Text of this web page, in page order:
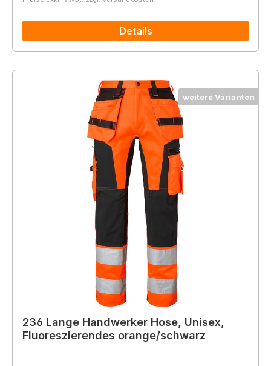
Details
weitere Varianten
236 Lange Handwerker Hose, Unisex,
Fluoreszierendes orange/schwarz